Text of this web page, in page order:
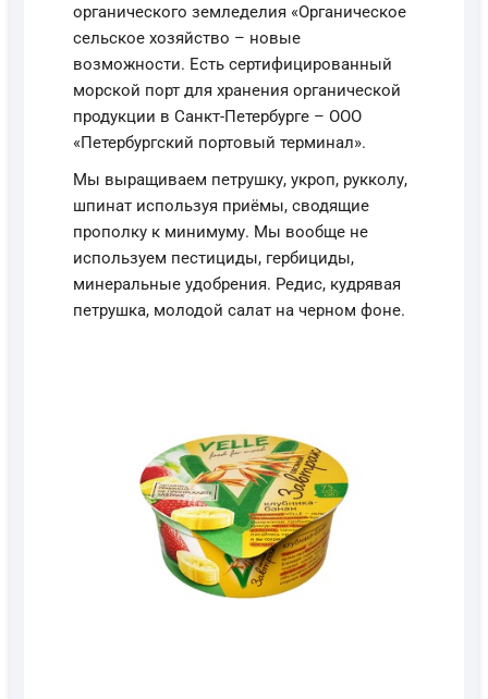
органического земледелия «Органическое
сельское хозяйство – новые
возможности. Есть сертифицированный
морской порт для хранения органической
продукции в Санкт-Петербурге – ООО
«Петербургский портовый терминал».
Мы выращиваем петрушку, укроп, рукколу,
шпинат используя приёмы, сводящие
прополку к минимуму. Мы вообще не
используем пестициды, гербициды,
минеральные удобрения. Редис, кудрявая
петрушка, молодой салат на черном фоне.